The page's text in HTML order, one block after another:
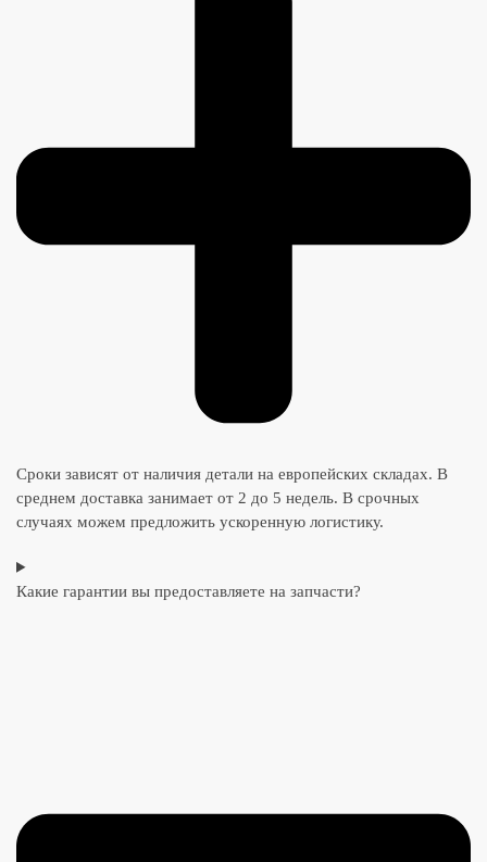
Сроки зависят от наличия детали на европейских складах. В
среднем доставка занимает от 2 до 5 недель. В срочных
случаях можем предложить ускоренную логистику.
Какие гарантии вы предоставляете на запчасти?